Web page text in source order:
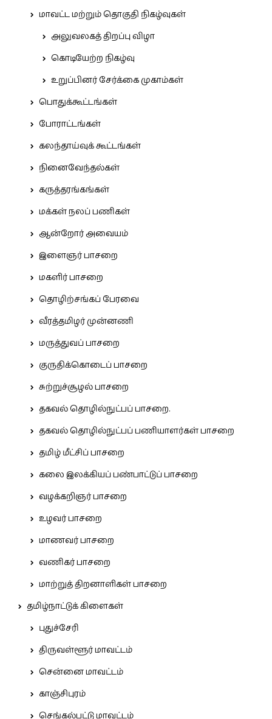
மாவட்ட மற்றும் தொகுதி நிகழ்வுகள்
அலுவலகத் திறப்பு விழா
கொடியேற்ற நிகழ்வு
உறுப்பினர் சேர்க்கை முகாம்கள்
பொதுக்கூட்டங்கள்
போராட்டங்கள்
கலந்தாய்வுக் கூட்டங்கள்
நினைவேந்தல்கள்
கருத்தரங்கங்கள்
மக்கள் நலப் பணிகள்
ஆன்றோர் அவையம்
இளைஞர் பாசறை
மகளிர் பாசறை
தொழிற்சங்கப் பேரவை
வீரத்தமிழர் முன்னணி
மருத்துவப் பாசறை
குருதிக்கொடைப் பாசறை
சுற்றுச்சூழல் பாசறை
தகவல் தொழில்நுட்பப் பாசறை.
தகவல் தொழில்நுட்பப் பணியாளர்கள் பாசறை
தமிழ் மீட்சிப் பாசறை
கலை இலக்கியப் பண்பாட்டுப் பாசறை
வழக்கறிஞர் பாசறை
உழவர் பாசறை
மாணவர் பாசறை
வணிகர் பாசறை
மாற்றுத் திறனாளிகள் பாசறை
தமிழ்நாட்டுக் கிளைகள்
புதுச்சேரி
திருவள்ளூர் மாவட்டம்
சென்னை மாவட்டம்
காஞ்சிபுரம்
செங்கல்பட்டு மாவட்டம்